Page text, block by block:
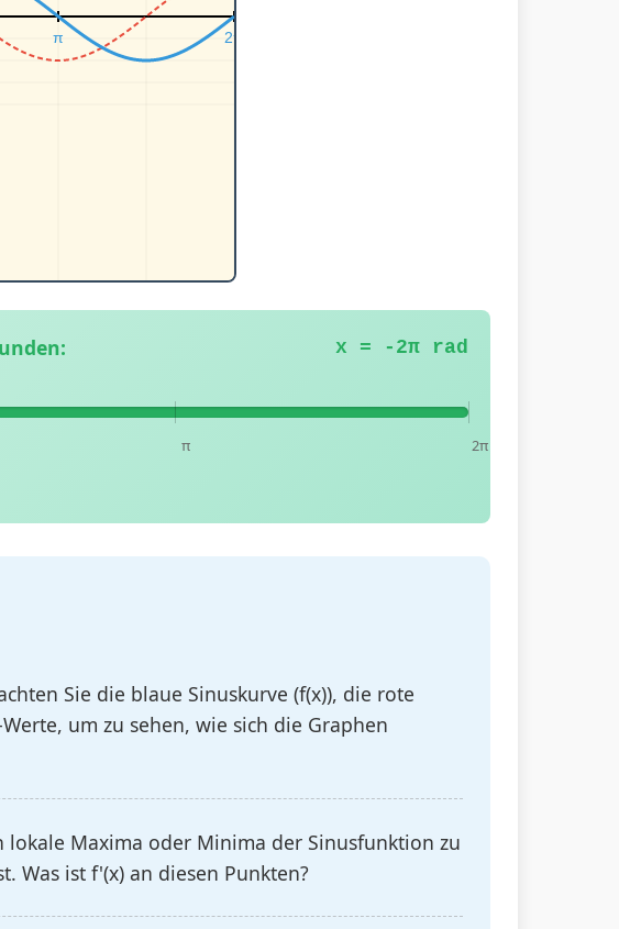
x = -2π rad
π 2π
Sie die blaue Sinuskurve (f(x)), die rote
um zu sehen, wie sich die Graphen
lokale Maxima oder Minima der Sinusfunktion zu
Was ist f'(x) an diesen Punkten?